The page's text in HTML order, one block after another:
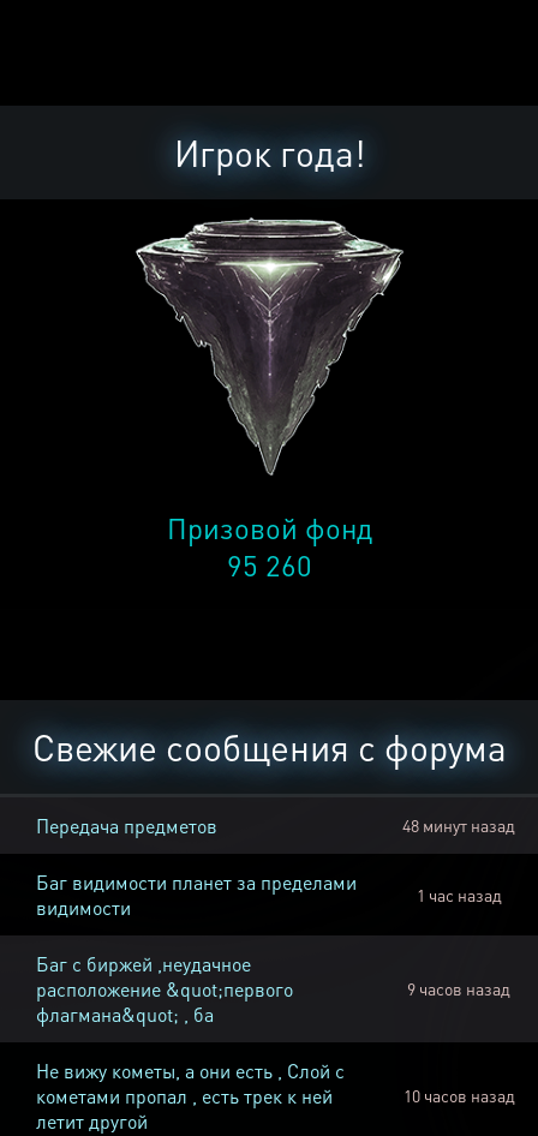
Игрок года!
Призовой фонд
95 260
Свежие сообщения с форума
Передача предметов 48 минут назад
Баг видимости планет за пределами
видимости
1 час назад
Баг с биржей ,неудачное
расположение &quot;первого
флагмана&quot; , ба
9 часов назад
Не вижу кометы, а они есть , Слой с
кометами пропал , есть трек к ней
летит другой
10 часов назад